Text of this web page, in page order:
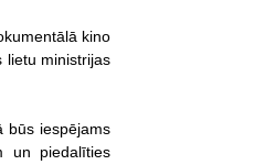
kino
lietu ministrijas
būs iespējams
un piedalīties